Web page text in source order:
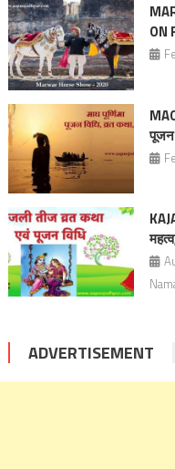
ON
पूजन
ADVERTISEMENT